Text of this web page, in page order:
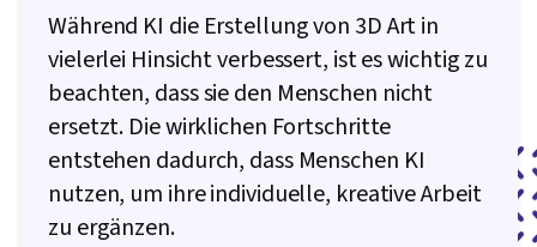
Während KI die Erstellung von 3D Art in
vielerlei Hinsicht verbessert, ist es wichtig zu
beachten, dass sie den Menschen nicht
ersetzt. Die wirklichen Fortschritte
entstehen dadurch, dass Menschen KI
nutzen, um ihre individuelle, kreative Arbeit
zu ergänzen.